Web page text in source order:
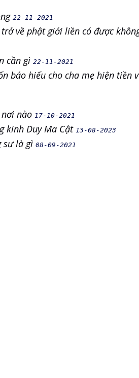
22-11-2021
về phật giới liền có được
cần gì 22-11-2021
báo hiếu cho cha mẹ hiện tiền
nào 17-10-2021
kinh Duy Ma Cật 13-08-2023
sư là gì 08-09-2021